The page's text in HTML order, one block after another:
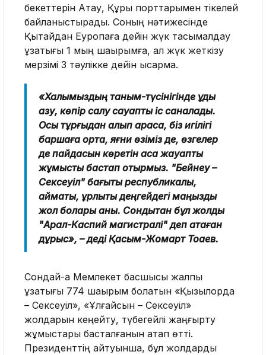
бекеттерін Ақтау, Құрық порттарымен тікелей
байланыстырады. Соның нәтижесінде
Қытайдан Еуропаға дейін жүк тасымалдау
ұзақтығы 1 мың шақырымға, ал жүк жеткізу
мерзімі 3 тәулікке дейін қысқармақ.
«Халқымыздың таным-түсінігінде құдық
қазу, көпір салу сауапты іс саналады.
Осы тұрғыдан алып қарасақ, біз игілігі
баршаға ортақ, яғни өзіміз де, өзгелер
де пайдасын көретін аса жауапты
жұмысты бастап отырмыз. "Бейнеу –
Сексеуіл" бағыты республикалық,
аймақтық, құрлықтық деңгейдегі маңызды
жол болары анық. Сондықтан бұл жолды
"Арал-Каспий магистралі" деп атаған
дұрыс», – деді Қасым-Жомарт Тоқаев.
Сондай-ақ Мемлекет басшысы жалпы
ұзақтығы 774 шақырым болатын «Қызылорда
– Сексеуіл», «Ұлғайсын – Сексеуіл»
жолдарын кеңейту, түбегейлі жаңғырту
жұмыстары басталғанын атап өтті.
Президенттің айтуынша, бұл жолдарды